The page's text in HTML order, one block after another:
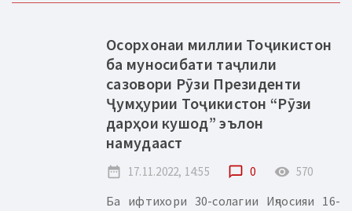
Осорхонаи миллии Тоҷикистон
ба муносибати таҷлили
сазовори Рӯзи Президенти
Ҷумҳурии Тоҷикистон “Рӯзи
дарҳои кушод” эълон
намудааст
date_range 17.11.2022, 14:55 chat_bubble_outline 0 remove_red_eye 570
Ба ифтихори 30-солагии Иҷлосияи 16-